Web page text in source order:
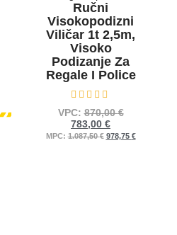
Ručni
Visokopodizni
Viličar 1t 2,5m,
Visoko
Podizanje Za
Regale I Police
VPC:870,00€
783,00 €
MPC:1.087,50€ 978,75 €